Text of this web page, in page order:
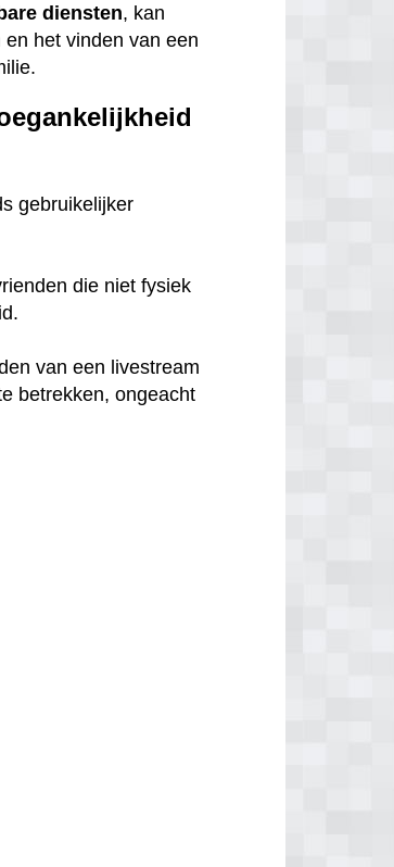
diensten, kan
het vinden van een
gebruikelijker
die niet fysiek
van een livestream
betrekken, ongeacht